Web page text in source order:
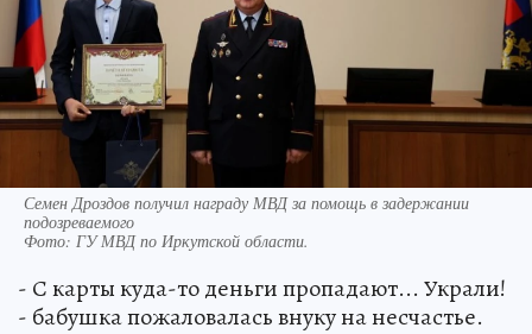
Семен Дроздов получил награду МВД за помощь в задержании
подозреваемого
Фото: ГУ МВД по Иркутской области.
- С карты куда-то деньги пропадают... Украли!
- бабушка пожаловалась внуку на несчастье.